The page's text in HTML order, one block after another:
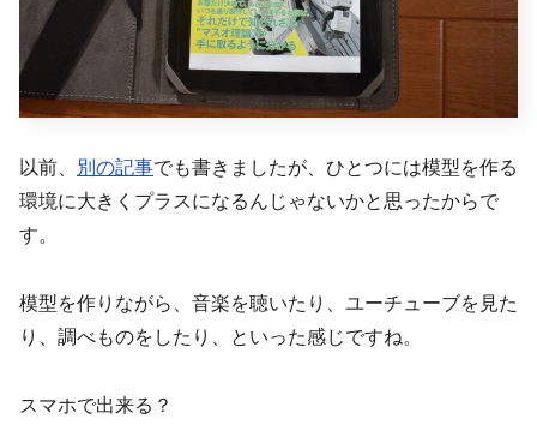
以前、 別の記事でも書きましたが、ひとつには模型を作る
環境に大きくプラスになるんじゃないかと思ったからで
す。
模型を作りながら、音楽を聴いたり、ユーチューブを見た
り、調べものをしたり、といった感じですね。
スマホで出来る？